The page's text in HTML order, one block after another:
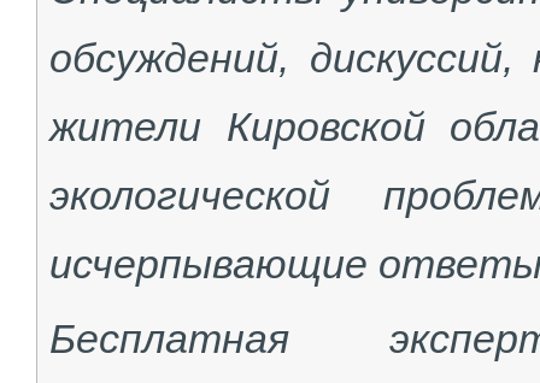
обсуждений,
жители Кировской
экологической
исчерпывающие
Бесплатная